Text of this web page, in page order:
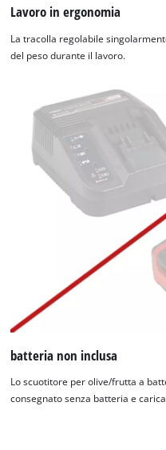
Lavoro in ergonomia
La tracolla regolabile
del peso durante il lavoro.
batteria non inclusa
Lo scuotitore per olive/frutta a
consegnato senza batteria e